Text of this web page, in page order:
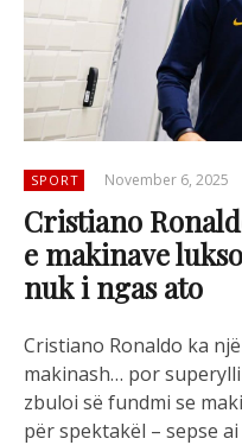
SPORT November 6, 2025
Cristiano
e makinave
nuk i ngas ato
Cristiano Ronaldo ka
makinash… por
zbuloi së fundmi se
për spektakël – sepse